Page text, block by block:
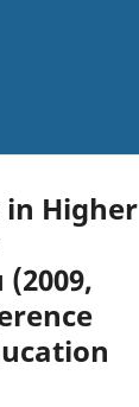
Higher